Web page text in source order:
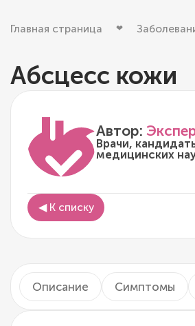
Главная страница
Абсцесс кожи
Автор:
Врачи,
медицинских
◀ К списку
Описание Симптомы